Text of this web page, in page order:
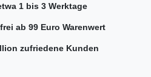
1 bis 3 Werktage
ab 99 Euro Warenwert
zufriedene Kunden